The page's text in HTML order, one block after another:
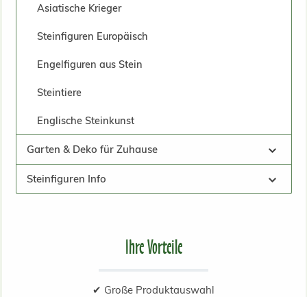
Asiatische Krieger
Steinfiguren Europäisch
Engelfiguren aus Stein
Steintiere
Englische Steinkunst
Garten & Deko für Zuhause
Steinfiguren Info
Ihre Vorteile
✔ Große Produktauswahl